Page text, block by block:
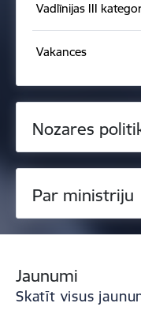
Vadlīnijas III
Vakances
Nozares
Par ministriju
Jaunumi
Skatīt visus